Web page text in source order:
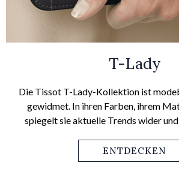
T-Lady
Die Tissot T-Lady-Kollektion ist
gewidmet. In ihren Farben, ihrem
spiegelt sie aktuelle Trends wider
ENTDECKEN